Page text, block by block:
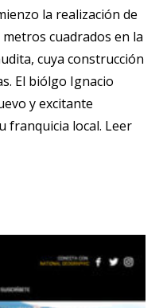
la realización de
cuadrados en la
cuya construcción
El biólgo Ignacio
y excitante
franquicia local. Leer